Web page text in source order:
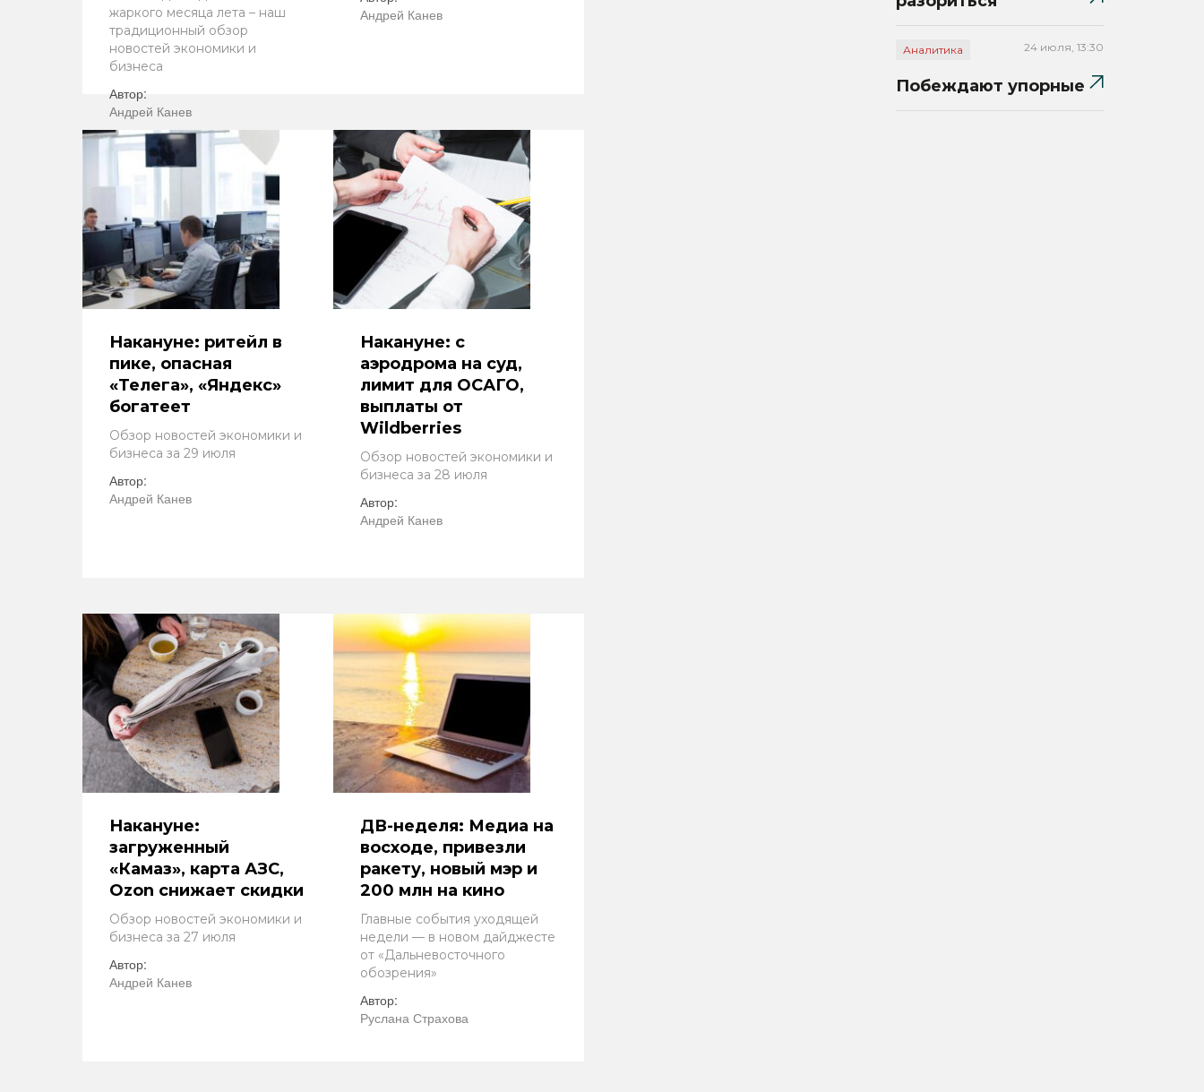
жаркого месяца лета – наш
традиционный обзор
новостей экономики и
бизнеса
Автор:
Андрей Канев
Андрей Канев
Накануне: ритейл в
пике, опасная
«Телега», «Яндекс»
богатеет
Обзор новостей экономики и
бизнеса за 29 июля
Автор:
Андрей Канев
Накануне: с
аэродрома на суд,
лимит для ОСАГО,
выплаты от
Wildberries
Обзор новостей экономики и
бизнеса за 28 июля
Автор:
Андрей Канев
Накануне:
загруженный
«Камаз», карта АЗС,
Ozon снижает скидки
Обзор новостей экономики и
бизнеса за 27 июля
Автор:
Андрей Канев
ДВ-неделя: Медиа на
восходе, привезли
ракету, новый мэр и
200 млн на кино
Главные события уходящей
недели — в новом дайджесте
от «Дальневосточного
обозрения»
Автор:
Руслана Страхова
Аналитика 24 июля, 13:30
Побеждают упорные